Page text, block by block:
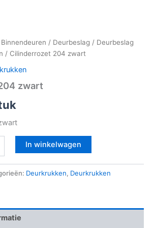
Binnendeuren / Deurbeslag / Deurbeslag
/ Cilinderrozet 204 zwart
zwart
In winkelwagen
Deurkrukken, Deurkrukken